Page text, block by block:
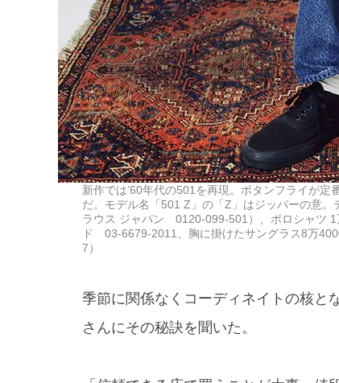
新作では’60年代の501を再現。ボタンフライが
だ。モデル名「501 Z」の「Z」はジッパーの意
ラウス ジャパン 0120-099-501）、ポロシャツ
ド 03-6679-2011、胸に掛けたサングラス8万
7）
季節に関係なくコーディネイトの核と
さんにその秘訣を聞いた。